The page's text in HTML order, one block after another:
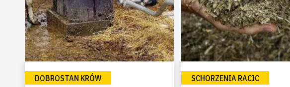
DOBROSTAN KRÓW SCHORZENIA RACIC